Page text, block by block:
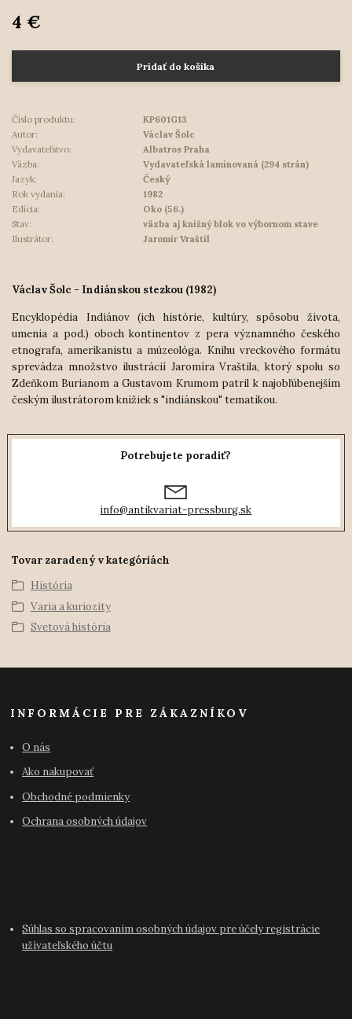
4 €
Pridať do košíka
Číslo produktu:
KP601G13
Autor:
Václav Šolc
Vydavateľstvo:
Albatros Praha
Väzba:
Vydavateľská laminovaná (294 strán)
Jazyk:
Český
Rok vydania:
1982
Edícia:
Oko (56.)
Stav:
väzba aj knižný blok vo výbornom stave
Ilustrátor:
Jaromír Vraštil
Václav Šolc - Indiánskou stezkou (1982)
Encyklopédia Indiánov (ich histórie, kultúry, spôsobu života,
umenia a pod.) oboch kontinentov z pera významného českého
etnografa, amerikanistu a múzeológa. Knihu vreckového formátu
sprevádza množstvo ilustrácií Jaromíra Vraštila, ktorý spolu so
Zdeňkom Burianom a Gustavom Krumom patril k najobľúbenejším
českým ilustrátorom knižiek s "indiánskou" tematikou.
Potrebujete poradiť?
info@antikvariat-pressburg.sk
Tovar zaradený v kategóriách
História
Varia a kuriozity
Svetová história
INFORMÁCIE PRE ZÁKAZNÍKOV
O nás
Ako nakupovať
Obchodné podmienky
Ochrana osobných údajov
Súhlas so spracovaním osobných údajov pre účely registrácie
užívateľského účtu